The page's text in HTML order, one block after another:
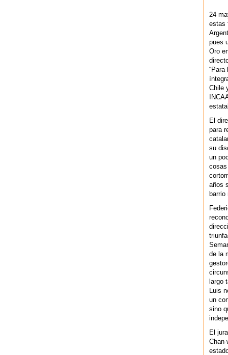
24
estas
pues
Oro
“Para
Chile
El
para
su
un
cosas
años
de la
largo
Luis
un
sino
El